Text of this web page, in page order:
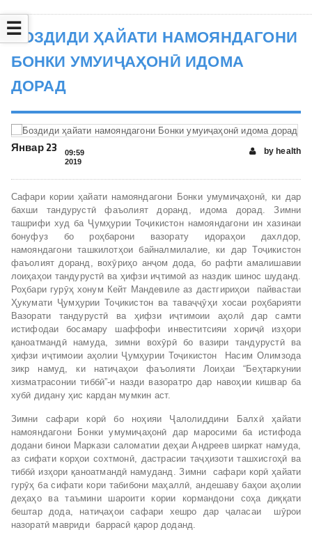
☰
БОЗДИДИ ҲАЙАТИ НАМОЯНДАГОНИ
БОНКИ УМУИҶАҲОНӢ ИДОМА
ДОРАД
Январ 23
09:59
2019
by health
Сафари кории ҳайати намояндагони Бонки умумиҷаҳонӣ, ки дар
бахши тандурустӣ фаъолият доранд, идома дорад. Зимни
ташрифи худ ба Ҷумҳурии Тоҷикистон намояндагони ин хазинаи
бонуфуз бо роҳбарони вазорату идораҳои дахлдор,
намояндагони ташкилотҳои байналмилалие, ки дар Тоҷикистон
фаъолият доранд, вохӯриҳо анҷом дода, бо рафти амалишавии
лоиҳаҳои тандурустӣ ва ҳифзи иҷтимоӣ аз наздик шинос шуданд.
Роҳбари гурӯҳ хонум Кейт Мандевиле аз дастгириҳои пайвастаи
Ҳукумати Ҷумҳурии Тоҷикистон ва таваҷҷӯҳи хосаи роҳбарияти
Вазорати тандурустӣ ва ҳифзи иҷтимоии аҳолӣ дар самти
истифодаи босамару шаффофи инвеститсияи хориҷӣ изҳори
қаноатмандӣ намуда, зимни вохӯрӣ бо вазири тандурустӣ ва
ҳифзи иҷтимоии аҳолии Ҷумҳурии Тоҷикистон Насим Олимзода
зикр намуд, ки натиҷаҳои фаъолияти Лоиҳаи “Беҳтаркунии
хизматрасонии тиббӣ”-и назди вазоратро дар навоҳии кишвар ба
хубӣ дидану ҳис кардан мумкин аст.
Зимни сафари корӣ бо ноҳияи Ҷалолиддини Балхӣ ҳайати
намояндагони Бонки умумиҷаҳонӣ дар маросими ба истифода
додани бинои Маркази саломатии деҳаи Андреев ширкат намуда,
аз сифати корҳои сохтмонӣ, дастрасии таҷҳизоти ташхисгоҳӣ ва
тиббӣ изҳори қаноатмандӣ намуданд. Зимни сафари корӣ ҳайати
гурӯҳ ба сифати кори табибони маҳаллӣ, андешаву баҳои аҳолии
деҳаҳо ва таъмини шароити кории кормандони соҳа диққати
бештар дода, натиҷаҳои сафари хешро дар ҷаласаи шӯрои
назоратӣ мавриди баррасӣ қарор доданд.